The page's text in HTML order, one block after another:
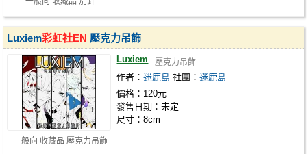
一般向 收藏品 壓克力吊飾
Luxiem彩虹社EN 壓克力吊飾
Luxiem 壓克力吊飾
作者：迷鹿島 社團：迷鹿島
價格：120元
發售日期：未定
尺寸：8cm